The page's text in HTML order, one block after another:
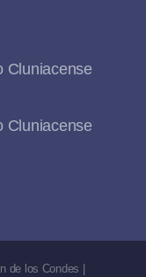
de los Condes |